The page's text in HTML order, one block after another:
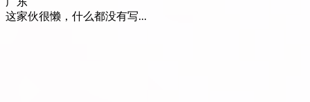
这家伙很懒，什么都没有写...